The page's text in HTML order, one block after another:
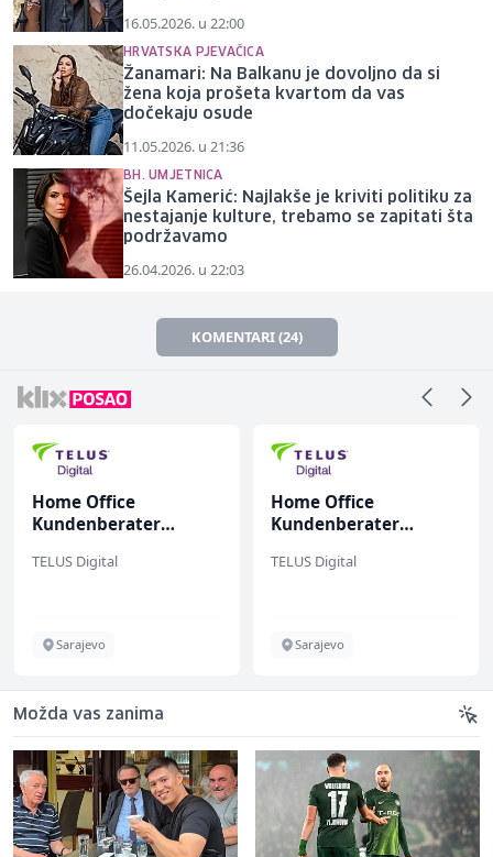
16.05.2026. u 22:00
HRVATSKA PJEVAČICA
Žanamari: Na Balkanu je dovoljno da si
žena koja prošeta kvartom da vas
dočekaju osude
11.05.2026. u 21:36
BH. UMJETNICA
Šejla Kamerić: Najlakše je kriviti politiku za
nestajanje kulture, trebamo se zapitati šta
podržavamo
26.04.2026. u 22:03
KOMENTARI (24)
Home Office
Kundenberater
TELUS Digital
Sarajevo
Junior Marketing &
Recruiting Specialist
Mars Connect
Sarajevo
Možda vas zanima